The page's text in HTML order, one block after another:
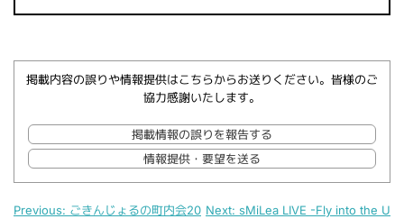
掲載内容の誤りや情報提供はこちらからお送りください。皆様のご
協力感謝いたします。
掲載情報の誤りを報告する
情報提供・要望を送る
Previous: ごきんじょるの町内会20 Next: sMiLea LIVE -Fly into the U